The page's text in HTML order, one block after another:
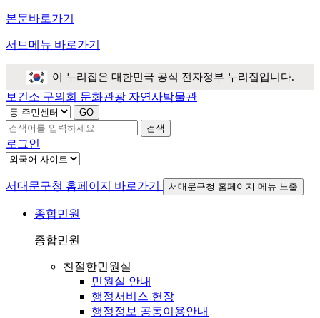
본문바로가기
서브메뉴 바로가기
이 누리집은 대한민국 공식 전자정부 누리집입니다.
보건소 구의회 문화관광 자연사박물관
검색
로그인
서대문구청 홈페이지 바로가기 서대문구청 홈페이지 메뉴 노출
종합민원
종합민원
친절한민원실
민원실 안내
행정서비스 헌장
행정정보 공동이용안내